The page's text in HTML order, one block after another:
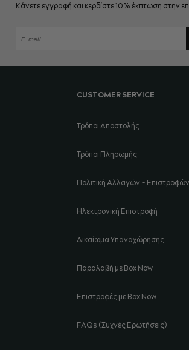
σελίδα
CUSTOMER SERVICE
Τρόποι Αποστολής
Τρόποι Πληρωμής
Πολιτική Αλλαγών - Επιστροφών
Ηλεκτρονική Επιστροφή
Δικαίωμα Υπαναχώρησης
Παραλαβή με Box Now
Επιστροφές με Box Now
FAQs (Συχνές Ερωτήσεις)
Κάνετε εγγραφή και κερδίστε 10% έκπτωση στην